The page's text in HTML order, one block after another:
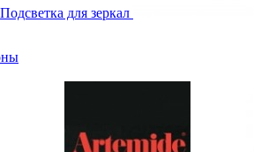
Подсветка для зеркал